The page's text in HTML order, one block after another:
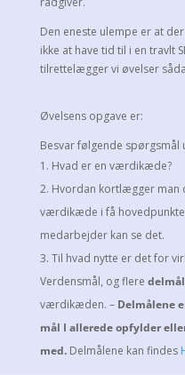
Den eneste ulempe er at
ikke at have tid til i en travlt
tilrettelægger vi øvelser
Øvelsens opgave er:
Besvar følgende spørgsmål
Hvad er en værdikæde?
Hvordan kortlægger man
værdikæde i få
medarbejder kan se det.
Til hvad nytte er det for
Verdensmål, og flere delmål
værdikæden. – Delmålene
mål I allerede opfylder
med.Delmålene kan findes